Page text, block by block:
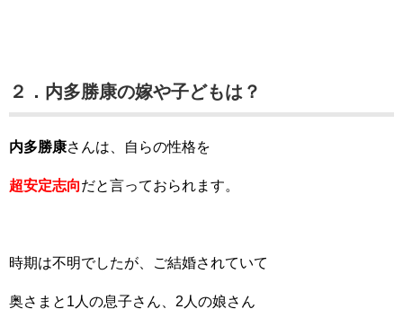
２．内多勝康の嫁や子どもは？
内多勝康さんは、自らの性格を
超安定志向だと言っておられます。
時期は不明でしたが、ご結婚されていて
奥さまと1人の息子さん、2人の娘さん